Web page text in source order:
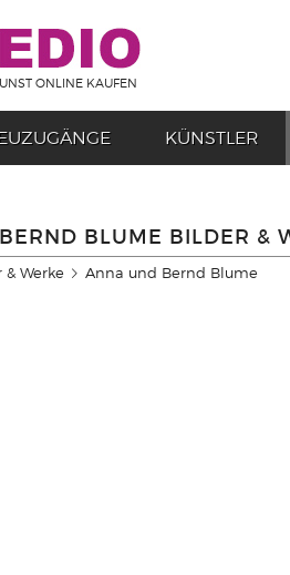
ONLINE KAUFEN
KÜNSTLER
BLUME BILDER &
& Werke Anna und Bernd Blume